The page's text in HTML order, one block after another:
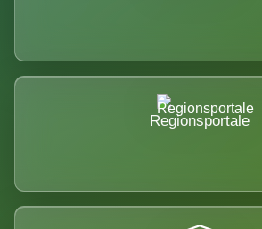
Regionsportale